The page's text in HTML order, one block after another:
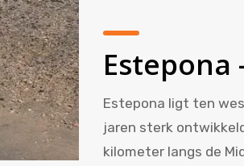
Estepona
Estepona ligt ten
jaren sterk
kilometer langs de